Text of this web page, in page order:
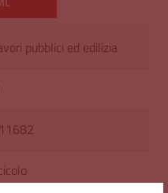
pubblici ed edilizia